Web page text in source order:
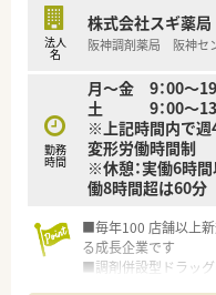
高く、しっかりと休め
■主に小児科や内科
をはじめ、患者様へ
■地域医療に貢献す
取りながら、在宅医
■管理薬剤師として
ど、マネジメント業務
法人
名
株式会社スギ薬局
阪神調剤薬局 阪神セ
勤務
時間
月～金 9：00～
土 9：00～13
※上記時間内で週
変形労働時間制
※休憩：実働6時
働8時間超は60分
■毎年100 店舗以上新
る成長企業です
■調剤併設型ドラッグ